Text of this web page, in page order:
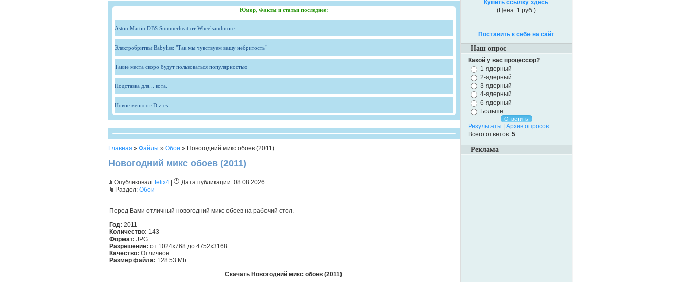
Юмор, Факты и статьи последнее:
Aston Martin DBS Summerheat от Wheelsandmore
Электробритвы Babyliss: "Так мы чувствуем вашу небритость"
Такие места скоро будут пользоваться популярностью
Подставка для... кота.
Новое меню от Diz-cs
Главная » Файлы » Обои » Новогодний микс обоев (2011)
Новогодний микс обоев (2011)
Опубликовал: felix4 Дата публикации: 08.08.2026
Раздел: Обои
Перед Вами отличный новогодний микс обоев на рабочий стол.
Год: 2011
Количество: 143
Формат: JPG
Разрешение: от 1024x768 до 4752x3168
Качество: Отличное
Размер файла: 128.53 Mb
Скачать Новогодний микс обоев (2011)
Купить ссылку здесь
(Цена: 1 руб.)
Поставить к себе на сайт
Наш опрос
Какой у вас процессор?
1-ядерный
2-ядерный
3-ядерный
4-ядерный
6-ядерный
Больше...
Результаты
Архив опросов
Всего ответов: 5
Реклама